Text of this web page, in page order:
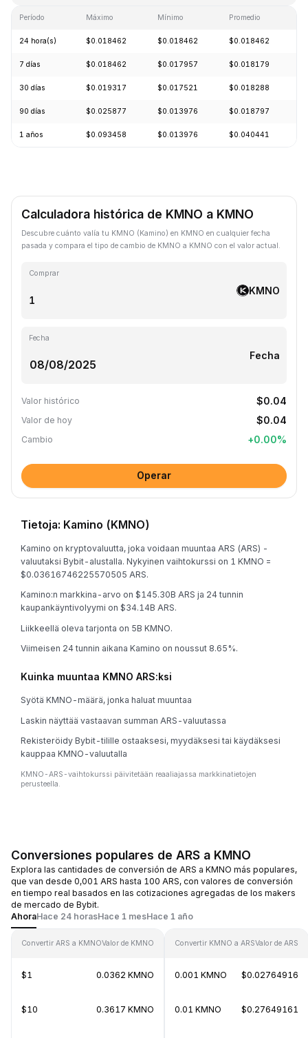
Período Máximo Mínimo Promedio
24 hora(s) $0.018462 $0.018462 $0.018462
7 días $0.018462 $0.017957 $0.018179
30 días $0.019317 $0.017521 $0.018288
90 días $0.025877 $0.013976 $0.018797
1 años $0.093458 $0.013976 $0.040441
Calculadora histórica de KMNO a KMNO
Descubre cuánto valía tu KMNO (Kamino) en KMNO en cualquier fecha
pasada y compara el tipo de cambio de KMNO a KMNO con el valor actual.
Comprar
KMNO
Fecha
Fecha
Valor histórico $0.04
Valor de hoy $0.04
Cambio +0.00%
Operar
Tietoja: Kamino (KMNO)
Kamino on kryptovaluutta, joka voidaan muuntaa ARS (ARS) -
valuutaksi Bybit-alustalla. Nykyinen vaihtokurssi on 1 KMNO =
$0.03616746225570505 ARS.
Kamino:n markkina-arvo on $145.30B ARS ja 24 tunnin
kaupankäyntivolyymi on $34.14B ARS.
Liikkeellä oleva tarjonta on 5B KMNO.
Viimeisen 24 tunnin aikana Kamino on noussut 8.65%.
Kuinka muuntaa KMNO ARS:ksi
Syötä KMNO-määrä, jonka haluat muuntaa
Laskin näyttää vastaavan summan ARS-valuutassa
Rekisteröidy Bybit-tilille ostaaksesi, myydäksesi tai käydäksesi
kauppaa KMNO-valuutalla
KMNO-ARS-vaihtokurssi päivitetään reaaliajassa markkinatietojen
perusteella.
Conversiones populares de ARS a KMNO
Explora las cantidades de conversión de ARS a KMNO más populares,
que van desde 0,001 ARS hasta 100 ARS, con valores de conversión
en tiempo real basados en las cotizaciones agregadas de los makers
de mercado de Bybit.
AhoraHace 24 horasHace 1 mesHace 1 año
Convertir ARS a KMNOValor de KMNO
$1 0.0362 KMNO
$10 0.3617 KMNO
Convertir KMNO a ARSValor de ARS
0.001 KMNO $0.02764916
0.01 KMNO $0.27649161